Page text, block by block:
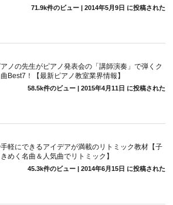
71.9k件のビュー| 2014年5月9日 に投稿された
ノの先生がピアノ発表会の「講師演奏」で弾くク
Best7！【最新ピアノ教室業界情報】
58.5k件のビュー| 2015年4月11日 に投稿された
軽にできるアイデアが満載のリトミック教材【子
めく名曲＆人気曲でリトミック】
45.3k件のビュー| 2014年6月15日 に投稿された